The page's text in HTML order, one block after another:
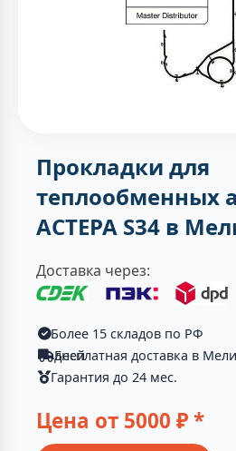
Прокладки для
теплообменных
АСТЕРА S34 в
Доставка через:
Более 15 складов по РФ
Бесплатная доставка в Мелитополь от 2-ух дней
Гарантия до 24 мес.
Цена от 5000 ₽ *